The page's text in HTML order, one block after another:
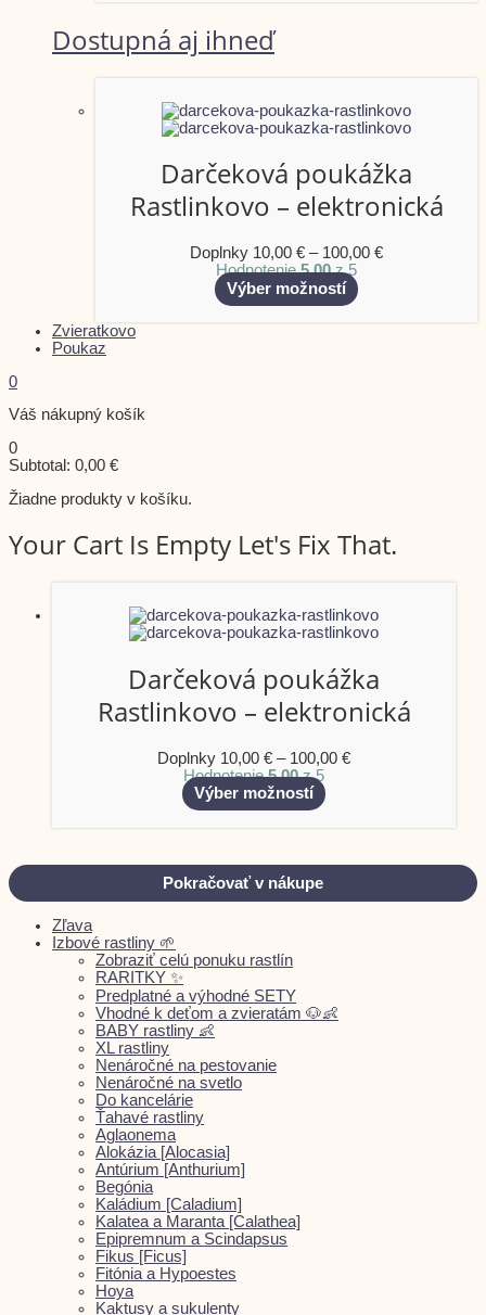
Dostupná aj ihneď
Darčeková poukážka
Rastlinkovo – elektronická
Doplnky 10,00 € – 100,00 €
Hodnotenie5.00z 5
Výber možností
Zvieratkovo
Poukaz
0
Váš nákupný košík
0
Subtotal: 0,00 €
Žiadne produkty v košíku.
Your Cart Is Empty Let's Fix That.
Darčeková poukážka
Rastlinkovo – elektronická
Doplnky 10,00 € – 100,00 €
Hodnotenie5.00z 5
Výber možností
Pokračovať v nákupe
Zľava
Izbové rastliny 🌱
Zobraziť celú ponuku rastlín
RARITKY ✨
Predplatné a výhodné SETY
Vhodné k deťom a zvieratám 🐶👶
BABY rastliny 👶
XL rastliny
Nenáročné na pestovanie
Nenáročné na svetlo
Do kancelárie
Ťahavé rastliny
Aglaonema
Alokázia [Alocasia]
Antúrium [Anthurium]
Begónia
Kaládium [Caladium]
Kalatea a Maranta [Calathea]
Epipremnum a Scindapsus
Fikus [Ficus]
Fitónia a Hypoestes
Hoya
Kaktusy a sukulenty